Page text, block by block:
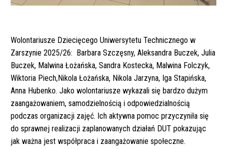
Wolontariusze Dziecięcego Uniwersytetu Technicznego w
Zarszynie 2025/26: Barbara Szczęsny, Aleksandra Buczek, Julia
Buczek, Malwina Łożańska, Sandra Kostecka, Malwina Folczyk,
Wiktoria Piech,Nikola Łożańska, Nikola Jarzyna, Iga Stapińska,
Anna Hubenko. Jako wolontariusze wykazali się bardzo dużym
zaangażowaniem, samodzielnością i odpowiedzialnością
podczas organizacji zajęć. Ich aktywna pomoc przyczyniła się
do sprawnej realizacji zaplanowanych działań DUT pokazując
jak ważna jest współpraca i zaangażowanie społeczne.